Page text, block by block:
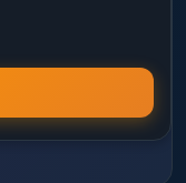
чтобы
комфорта.